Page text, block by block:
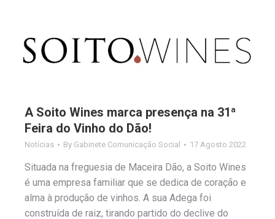
A Soito Wines marca presença na 31ª
Feira do Vinho do Dão!
Notícias By Gabinete Comunicação Social 17 Agosto 2022
Situada na freguesia de Maceira Dão, a Soito Wines
é uma empresa familiar que se dedica de coração e
alma à produção de vinhos. A sua Adega foi
construída de raiz, tirando partido do declive do